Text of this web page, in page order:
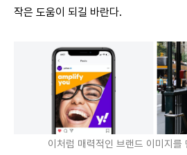
작은 도움이 되길 바란다.
이처럼 매력적인 브랜드 이미지를